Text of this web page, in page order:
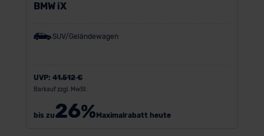
BMW iX
SUV/Geländewagen
UVP: 41.512 €
Barkauf zzgl. MwSt.
bis zu26% Maximalrabatt heute